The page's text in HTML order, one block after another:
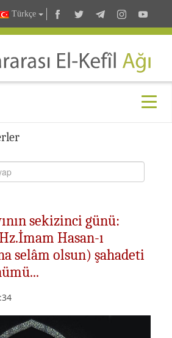
Türkçe
sekizinci günü:
Hasan-ı
selâm olsun) şahadeti